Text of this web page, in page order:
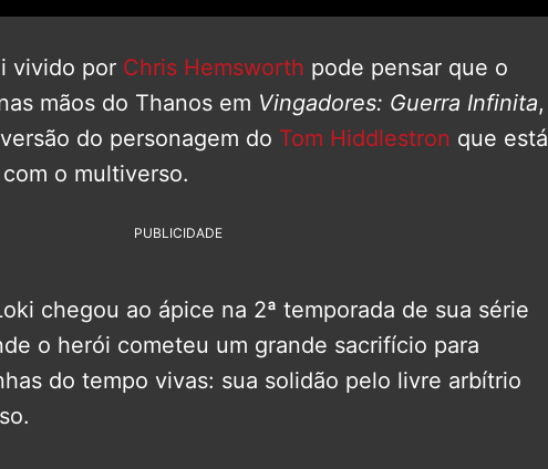
vivido por Chris Hemsworth pode pensar que o
mãos do Thanos em Vingadores: Guerra Infinita,
do personagem do Tom Hiddlestron que está
o multiverso.
PUBLICIDADE
chegou ao ápice na 2ª temporada de sua série
o herói cometeu um grande sacrifício para
do tempo vivas: sua solidão pelo livre arbítrio